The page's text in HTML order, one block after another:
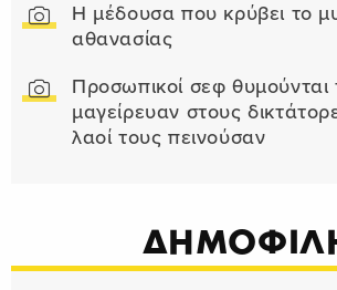
Η μέδουσα που κρύβει το
αθανασίας
Προσωπικοί σεφ θυμούνται
μαγείρευαν στους
λαοί τους πεινούσαν